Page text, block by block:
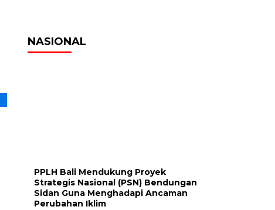
NASIONAL
PPLH Bali Mendukung Proyek
Strategis Nasional (PSN) Bendungan
Sidan Guna Menghadapi Ancaman
Perubahan Iklim